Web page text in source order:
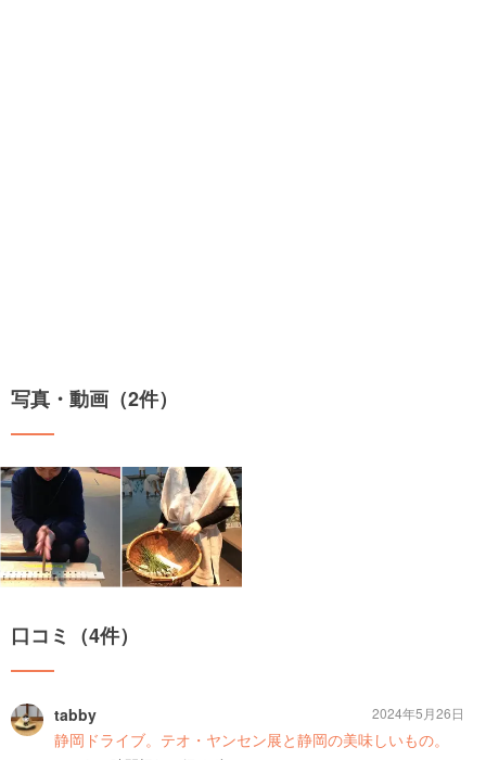
写真・動画（2件）
口コミ（4件）
tabby
静岡ドライブ。テオ・ヤンセン展と静岡の美味しいもの。
2024年5月26日